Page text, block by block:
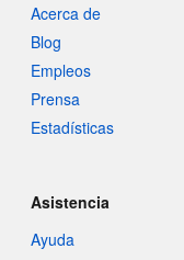
Acerca de
Blog
Empleos
Prensa
Estadísticas
Asistencia
Ayuda